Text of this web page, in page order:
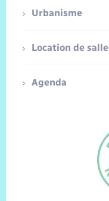
Urbanisme
Location de salle
Agenda